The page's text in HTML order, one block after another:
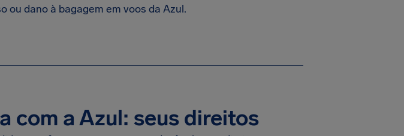
ou dano à bagagem em voos da Azul.
com a Azul: seus direitos